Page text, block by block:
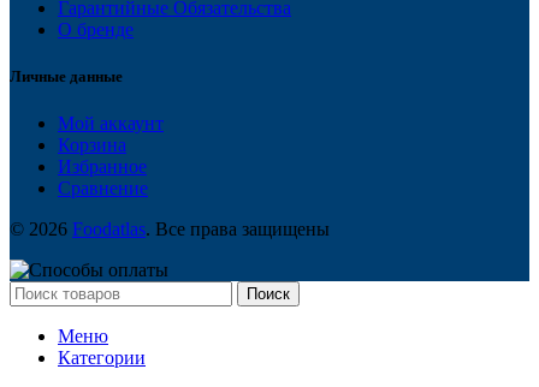
Гарантийные Обязательства
О бренде
Личные данные
Мой аккаунт
Корзина
Избранное
Сравнение
© 2026 Foodatlas. Все права защищены
Поиск
Меню
Категории